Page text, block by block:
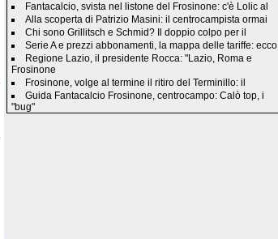
Fantacalcio, svista nel listone del Frosinone: c'è Lolic al
Alla scoperta di Patrizio Masini: il centrocampista ormai
Chi sono Grillitsch e Schmid? Il doppio colpo per il
Serie A e prezzi abbonamenti, la mappa delle tariffe: ecco
Regione Lazio, il presidente Rocca: "Lazio, Roma e
Frosinone
Frosinone, volge al termine il ritiro del Terminillo: il
Guida Fantacalcio Frosinone, centrocampo: Calò top, i
"bug"